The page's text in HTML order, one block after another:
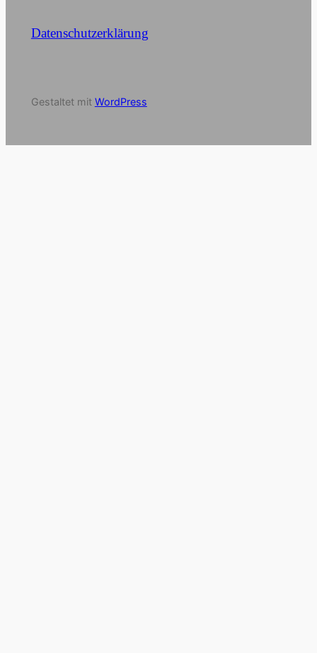
Datenschutzerklärung
Gestaltet mit WordPress